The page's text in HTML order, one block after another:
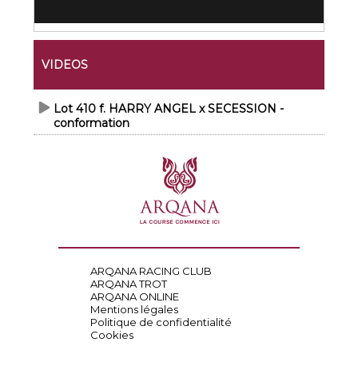
VIDEOS
Lot 410 f. HARRY ANGEL x SECESSION -
conformation
ARQANA RACING CLUB
ARQANA TROT
ARQANA ONLINE
Mentions légales
Politique de confidentialité
Cookies